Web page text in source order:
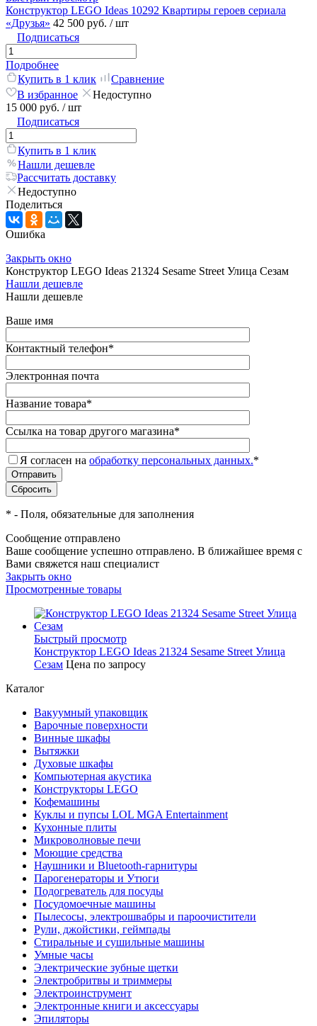
Конструктор LEGO Ideas 10292 Квартиры героев сериала
«Друзья» 42 500 руб. / шт
Подписаться
Подробнее
Купить в 1 клик
Сравнение
В избранное
Недоступно
15 000 руб. / шт
Подписаться
Купить в 1 клик
Нашли дешевле
Рассчитать доставку
Недоступно
Поделиться
Ошибка
Закрыть окно
Конструктор LEGO Ideas 21324 Sesame Street Улица Сезам
Нашли дешевле
Нашли дешевле
Ваше имя
Контактный телефон*
Электронная почта
Название товара*
Ссылка на товар другого магазина*
Я согласен на обработку персональных данных.*
* - Поля, обязательные для заполнения
Сообщение отправлено
Ваше сообщение успешно отправлено. В ближайшее время с
Вами свяжется наш специалист
Закрыть окно
Просмотренные товары
Быстрый просмотр
Конструктор LEGO Ideas 21324 Sesame Street Улица
Сезам Цена по запросу
Каталог
Вакуумный упаковщик
Варочные поверхности
Винные шкафы
Вытяжки
Духовые шкафы
Компьютерная акустика
Конструкторы LEGO
Кофемашины
Куклы и пупсы LOL MGA Entertainment
Кухонные плиты
Микроволновые печи
Моющие средства
Наушники и Bluetooth-гарнитуры
Парогенераторы и Утюги
Подогреватель для посуды
Посудомоечные машины
Пылесосы, электрошвабры и пароочистители
Рули, джойстики, геймпады
Стиральные и сушильные машины
Умные часы
Электрические зубные щетки
Электробритвы и триммеры
Электроинструмент
Электронные книги и аксессуары
Эпиляторы